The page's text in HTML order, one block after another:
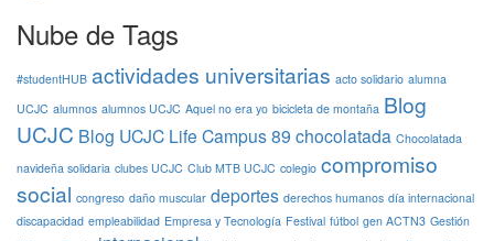
Nube de Tags
#studentHUB actividades universitarias acto solidario alumna
UCJC alumnos alumnos UCJC Aquel no era yo bicicleta de montaña Blog
UCJC Blog UCJC Life Campus 89 chocolatada Chocolatada
navideña solidaria clubes UCJC Club MTB UCJC colegio compromiso
social congreso daño muscular deportes derechos humanos día internacional
discapacidad empleabilidad Empresa y Tecnología Festival fútbol gen ACTN3 Gestión